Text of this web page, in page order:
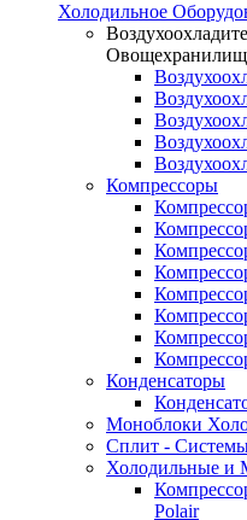
Холодильное
Компрессоры
Конденсаторы
Моноблоки
Сплит -
Холодильные и
Polair